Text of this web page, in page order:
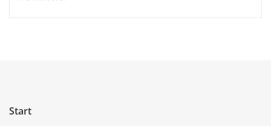
Start